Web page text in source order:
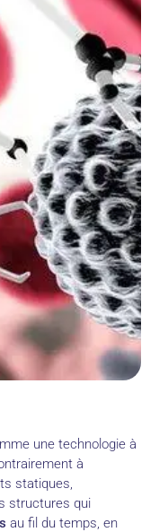
une technologie à
à
statiques,
structures qui
au fil du temps, en